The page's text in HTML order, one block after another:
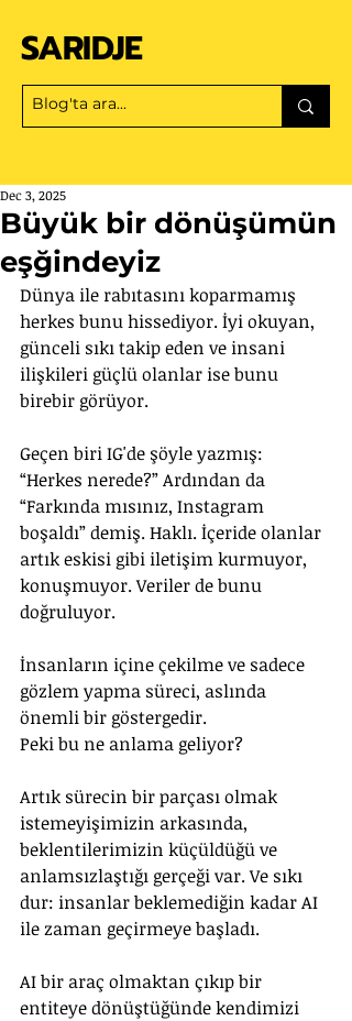
SARIDJE
Büyük bir dönüşümün
eşğindeyiz
Dec 3, 2025
Dünya ile rabıtasını koparmamış
herkes bunu hissediyor. İyi okuyan,
günceli sıkı takip eden ve insani
ilişkileri güçlü olanlar ise bunu
birebir görüyor.
Geçen biri IG'de şöyle yazmış:
“Herkes nerede?” Ardından da
“Farkında mısınız, Instagram
boşaldı” demiş. Haklı. İçeride olanlar
artık eskisi gibi iletişim kurmuyor,
konuşmuyor. Veriler de bunu
doğruluyor.
İnsanların içine çekilme ve sadece
gözlem yapma süreci, aslında
önemli bir göstergedir.
Peki bu ne anlama geliyor?
Artık sürecin bir parçası olmak
istemeyişimizin arkasında,
beklentilerimizin küçüldüğü ve
anlamsızlaştığı gerçeği var. Ve sıkı
dur: insanlar beklemediğin kadar AI
ile zaman geçirmeye başladı.
AI bir araç olmaktan çıkıp bir
entiteye dönüştüğünde kendimizi